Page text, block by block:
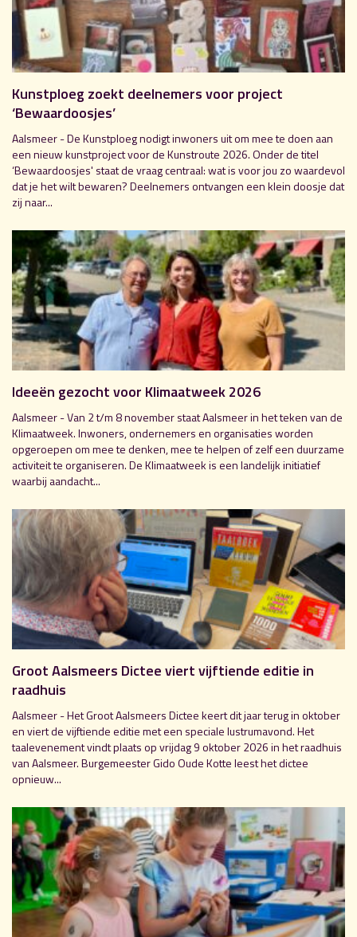
Kunstploeg zoekt deelnemers voor project
‘Bewaardoosjes’
Aalsmeer - De Kunstploeg nodigt inwoners uit om mee te doen aan
een nieuw kunstproject voor de Kunstroute 2026. Onder de titel
‘Bewaardoosjes' staat de vraag centraal: wat is voor jou zo waardevol
dat je het wilt bewaren? Deelnemers ontvangen een klein doosje dat
zij naar...
Ideeën gezocht voor Klimaatweek 2026
Aalsmeer - Van 2 t/m 8 november staat Aalsmeer in het teken van de
Klimaatweek. Inwoners, ondernemers en organisaties worden
opgeroepen om mee te denken, mee te helpen of zelf een duurzame
activiteit te organiseren. De Klimaatweek is een landelijk initiatief
waarbij aandacht...
Groot Aalsmeers Dictee viert vijftiende editie in
raadhuis
Aalsmeer - Het Groot Aalsmeers Dictee keert dit jaar terug in oktober
en viert de vijftiende editie met een speciale lustrumavond. Het
taalevenement vindt plaats op vrijdag 9 oktober 2026 in het raadhuis
van Aalsmeer. Burgemeester Gido Oude Kotte leest het dictee
opnieuw...